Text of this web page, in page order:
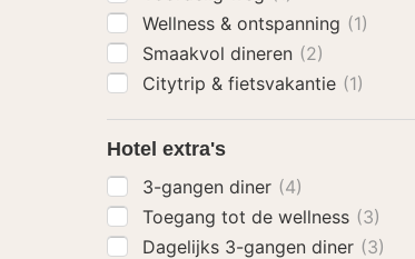
Wellness & ontspanning (1)
Smaakvol dineren (2)
Citytrip & fietsvakantie (1)
Hotel extra's
3-gangen diner (4)
Toegang tot de wellness (3)
Dagelijks 3-gangen diner (3)